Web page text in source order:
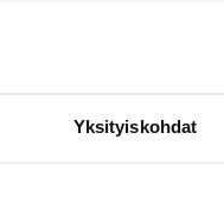
Yksityiskohdat